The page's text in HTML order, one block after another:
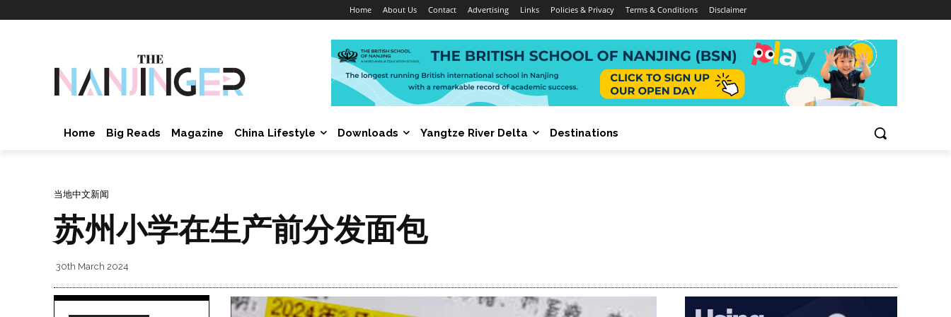
Home About Us Contact Advertising Links Policies & Privacy Terms & Conditions Disclaimer
Home Big Reads Magazine China Lifestyle Downloads Yangtze River Delta Destinations
当地中文新闻
苏州小学在生产前分发面包
30th March 2024